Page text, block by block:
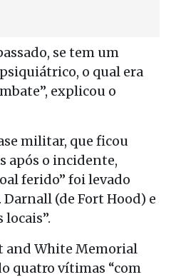
se tem um
o qual era
explicou o
militar, que ficou
após o incidente,
ferido” foi levado
(de Fort Hood) e
and White Memorial
quatro vítimas “com